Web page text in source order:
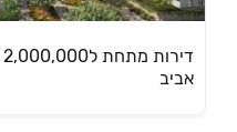
אביב